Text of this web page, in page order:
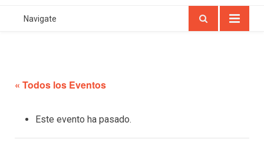
Navigate
« Todos los Eventos
Este evento ha pasado.